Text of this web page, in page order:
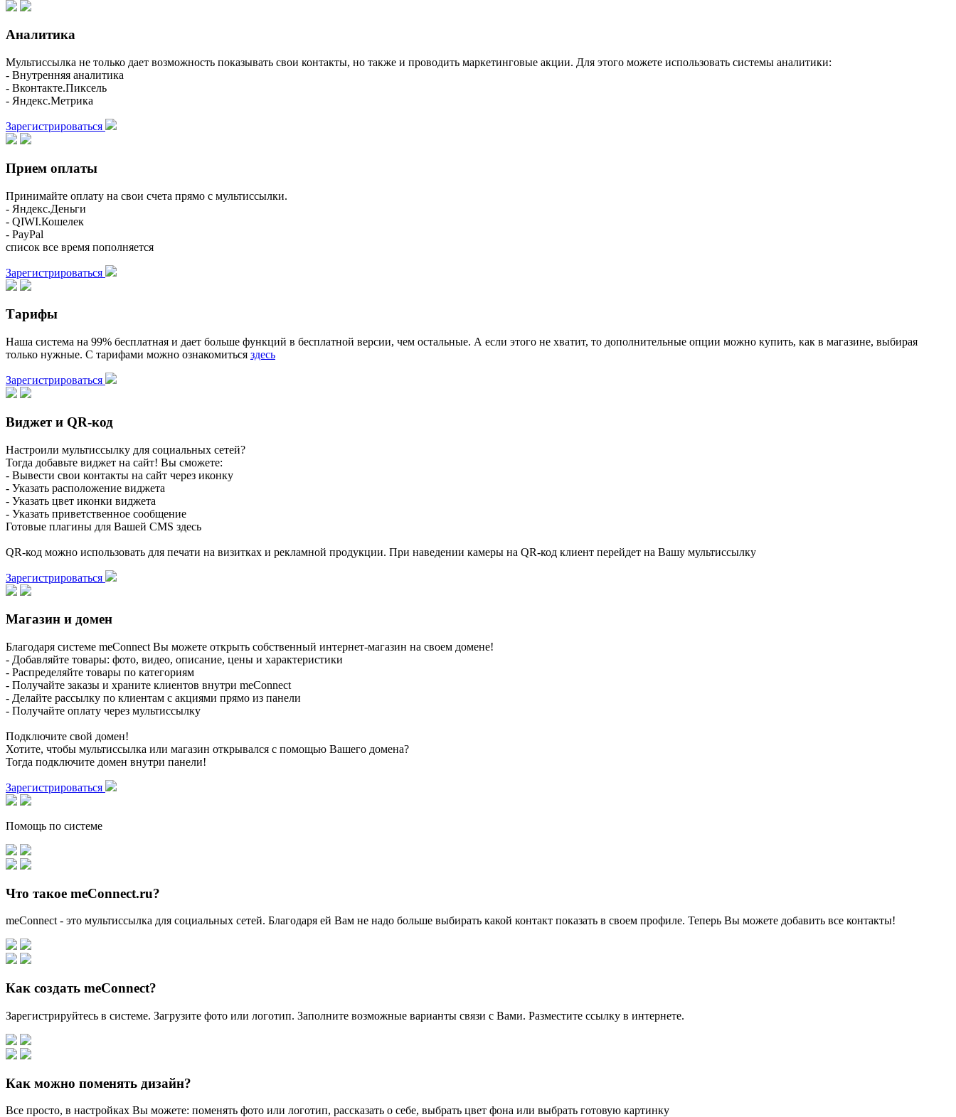
Аналитика
Мультиссылка не только дает возможность показывать свои контакты, но также и проводить маркетинговые акции. Для этого можете использовать системы аналитики:
- Внутренняя аналитика
- Вконтакте.Пиксель
- Яндекс.Метрика
Зарегистрироваться
Прием оплаты
Принимайте оплату на свои счета прямо с мультиссылки.
- Яндекс.Деньги
- QIWI.Кошелек
- PayPal
список все время пополняется
Зарегистрироваться
Тарифы
Наша система на 99% бесплатная и дает больше функций в бесплатной версии, чем остальные. А если этого не хватит, то дополнительные опции можно купить, как в магазине, выбирая
только нужные. С тарифами можно ознакомиться здесь
Зарегистрироваться
Виджет и QR-код
Настроили мультиссылку для социальных сетей?
Тогда добавьте виджет на сайт! Вы сможете:
- Вывести свои контакты на сайт через иконку
- Указать расположение виджета
- Указать цвет иконки виджета
- Указать приветственное сообщение
Готовые плагины для Вашей CMS здесь
QR-код можно использовать для печати на визитках и рекламной продукции. При наведении камеры на QR-код клиент перейдет на Вашу мультиссылку
Зарегистрироваться
Магазин и домен
Благодаря системе meConnect Вы можете открыть собственный интернет-магазин на своем домене!
- Добавляйте товары: фото, видео, описание, цены и характеристики
- Распределяйте товары по категориям
- Получайте заказы и храните клиентов внутри meConnect
- Делайте рассылку по клиентам с акциями прямо из панели
- Получайте оплату через мультиссылку
Подключите свой домен!
Хотите, чтобы мультиссылка или магазин открывался с помощью Вашего домена?
Тогда подключите домен внутри панели!
Зарегистрироваться
Помощь по системе
Что такое meConnect.ru?
meConnect - это мультиссылка для социальных сетей. Благодаря ей Вам не надо больше выбирать какой контакт показать в своем профиле. Теперь Вы можете добавить все контакты!
Как создать meConnect?
Зарегистрируйтесь в системе. Загрузите фото или логотип. Заполните возможные варианты связи с Вами. Разместите ссылку в интернете.
Как можно поменять дизайн?
Все просто, в настройках Вы можете: поменять фото или логотип, рассказать о себе, выбрать цвет фона или выбрать готовую картинку